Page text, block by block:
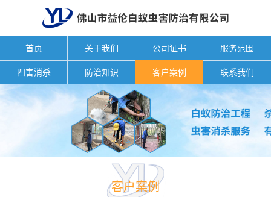
首页 关于我们 公司证书 服务范围
四害消杀 防治知识 客户案例 联系我们
客户案例